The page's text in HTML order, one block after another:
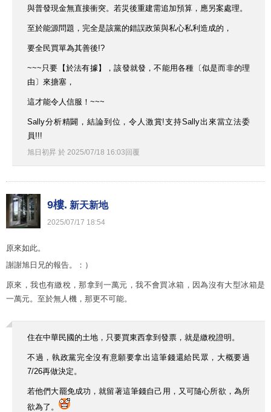
與普發現金無直接衝突。若災後重建需追加預算，應另案處理。
至於能源問題，完全是該黨的錯誤政策與私心私利造成的，
要全民買單為其善後!?
~~~只要【於法有據】，該發就發，不能用各種〔似是而非的理
由〕來搪塞，
這才能令人信服！~~~
Sally分析精闢，結論到位，令人激賞!支持Sally出來當立法委
員!!!
旭日初昇 於 2025/07/18 16:03 回覆
9樓. 新天新地
2025/07/17 18:54
原來如此。
謝謝旭日兄的報告。：）
原來，我也有繳稅，那拿到一萬元，我不會買冰箱，因為沒有大型冰箱是
一萬元。至於無人機，那更不可能。
住在中華民國的土地，只要買東西拿到發票，就是繳稅證明。
不過，執政黨完全沒有意願要拿出這筆錢還給民眾，大概要過
7/26再做決定。
若他們大罷免成功，就留著這筆錢自己用，又可隨心所欲，為所
欲為了。